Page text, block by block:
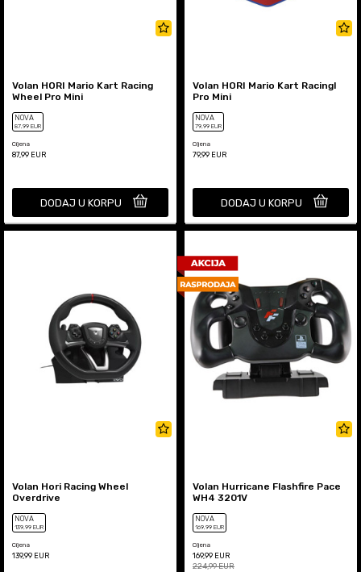
Volan HORI Mario Kart Racing
Wheel Pro Mini
NOVA
87,99 EUR
Cijena
87,99 EUR
DODAJ U KORPU
Volan HORI Mario Kart Racingl
Pro Mini
NOVA
79,99 EUR
Cijena
79,99 EUR
DODAJ U KORPU
Volan Hori Racing Wheel
Overdrive
NOVA
139,99 EUR
Cijena
139,99 EUR
Volan Hurricane Flashfire Pace
WH4 3201V
NOVA
169,99 EUR
Cijena
169,99 EUR
224,99EUR